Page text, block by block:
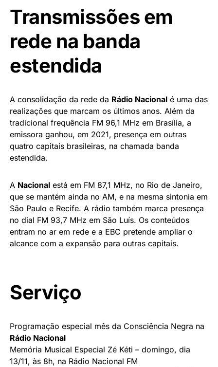
Transmissões em
rede na banda
estendida
A consolidação da rede da Rádio Nacional é uma das
realizações que marcam os últimos anos. Além da
tradicional frequência FM 96,1 MHz em Brasília, a
emissora ganhou, em 2021, presença em outras
quatro capitais brasileiras, na chamada banda
estendida.
A Nacional está em FM 87,1 MHz, no Rio de Janeiro,
que se mantém ainda no AM, e na mesma sintonia em
São Paulo e Recife. A rádio também marca presença
no dial FM 93,7 MHz em São Luís. Os conteúdos
entram no ar em rede e a EBC pretende ampliar o
alcance com a expansão para outras capitais.
Serviço
Programação especial mês da Consciência Negra na
Rádio Nacional
Memória Musical Especial Zé Kéti – domingo, dia
13/11, às 8h, na Rádio Nacional FM